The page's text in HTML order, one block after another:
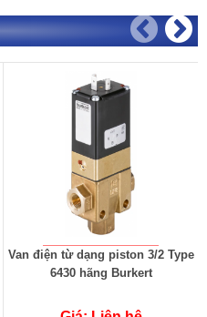
Van điện từ dạng piston 3/2 Type
6430 hãng Burkert